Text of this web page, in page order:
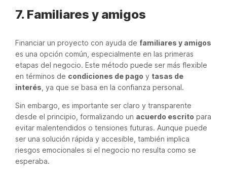
7. Familiares y amigos
Financiar un proyecto con ayuda de familiares y amigos
es una opción común, especialmente en las primeras
etapas del negocio. Este método puede ser más flexible
en términos de condiciones de pago y tasas de
interés, ya que se basa en la confianza personal.
Sin embargo, es importante ser claro y transparente
desde el principio, formalizando un acuerdo escrito para
evitar malentendidos o tensiones futuras. Aunque puede
ser una solución rápida y accesible, también implica
riesgos emocionales si el negocio no resulta como se
esperaba.